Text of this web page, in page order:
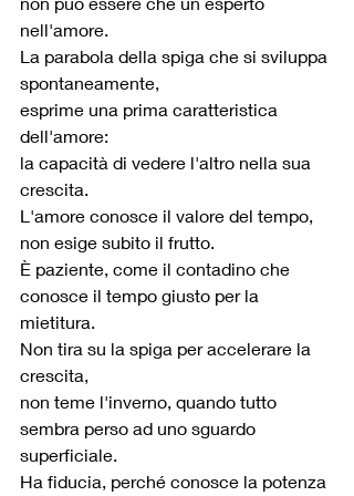
nell'amore.
La parabola della spiga che si sviluppa
spontaneamente,
esprime una prima caratteristica
dell'amore:
la capacità di vedere l'altro nella sua
crescita.
L'amore conosce il valore del tempo,
non esige subito il frutto.
È paziente, come il contadino che
conosce il tempo giusto per la
mietitura.
Non tira su la spiga per accelerare la
crescita,
non teme l'inverno, quando tutto
sembra perso ad uno sguardo
superficiale.
Ha fiducia, perché conosce la potenza